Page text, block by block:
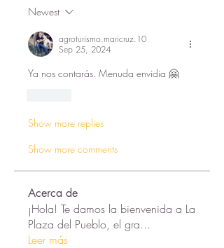
Newest
agroturismo.maricruz.10
Sep 25, 2024
Ya nos contarás. Menuda envidia 🤗
Show more replies
Show more comments
Acerca de
¡Hola! Te damos la bienvenida a La
Plaza del Pueblo, el gra...
Leer más